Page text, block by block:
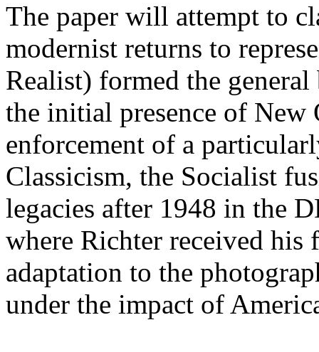
The paper will attempt to
modernist returns to
Realist) formed the
the initial presence of New
enforcement of a
Classicism, the Socialist
legacies after 1948 in the
where Richter received his
adaptation to the
under the impact of